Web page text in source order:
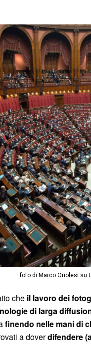
foto di Marco Oriolesi su
che il lavoro dei
di larga
finendo nelle mani di
a doverdifendere